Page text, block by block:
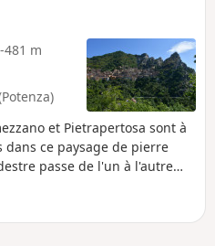
-481 m
et Pietrapertosa sont à
ce paysage de pierre
passe de l'un à l'autre
conséquentes. L'effort paie,